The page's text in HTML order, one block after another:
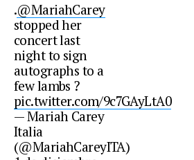
.@MariahCarey
stopped her
concert last
night to sign
autographs to a
few lambs ?
pic.twitter.com/9c7GAyLtA0
— Mariah Carey
Italia
(@MariahCareyITA)